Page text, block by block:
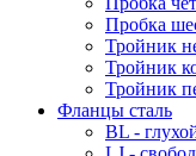
Пробка
Тройник
Тройник
Тройник
Фланцы сталь
BL -